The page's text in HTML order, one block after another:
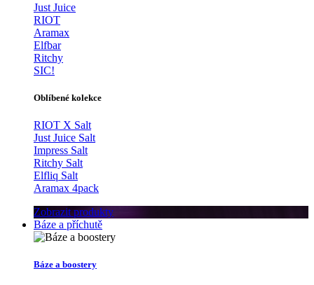
Just Juice
RIOT
Aramax
Elfbar
Ritchy
SIC!
Oblíbené kolekce
RIOT X Salt
Just Juice Salt
Impress Salt
Ritchy Salt
Elfliq Salt
Aramax 4pack
Zobrazit produkty
Báze a příchutě
Báze a boostery